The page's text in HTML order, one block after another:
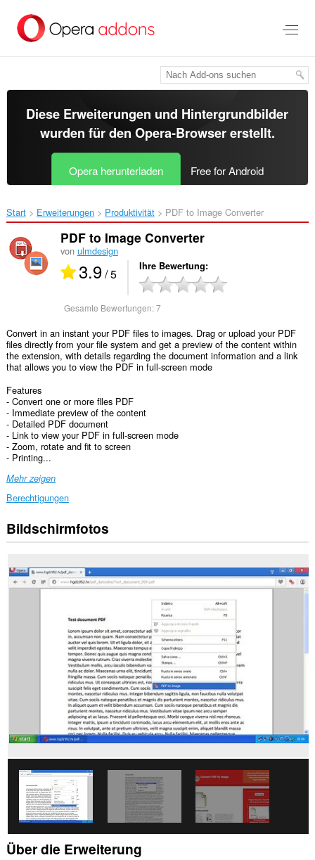
Hauptinhalt
springen
Diese Erweiterungen und Hintergrundbilder
wurden für den Opera-Browsererstellt.
Opera herunterladen Free for Android
Start Erweiterungen Produktivität PDF to Image Converter‎
PDF to Image Converter
von ulmdesign
3.9/ 5 Ihre Bewertung
Gesamte Bewertungen:7
Convert in an instant your PDF files to images. Drag or upload your PDF
files directly from your file system and get a preview of the content within
the extension, with details regarding the document information and a link
that allows you to view the PDF in full-screen mode
Features
- Convert one or more flles PDF
- Immediate preview of the content
- Detailed PDF document
- Link to view your PDF in full-screen mode
- Zoom, rotate and fit to screen
- Printing...
Mehr zeigen
Berechtigungen
Diese
Erweiterung
Ihre
Daten
Browseraktivitäten
zugreifen.
Bildschirmfotos
Über die Erweiterung